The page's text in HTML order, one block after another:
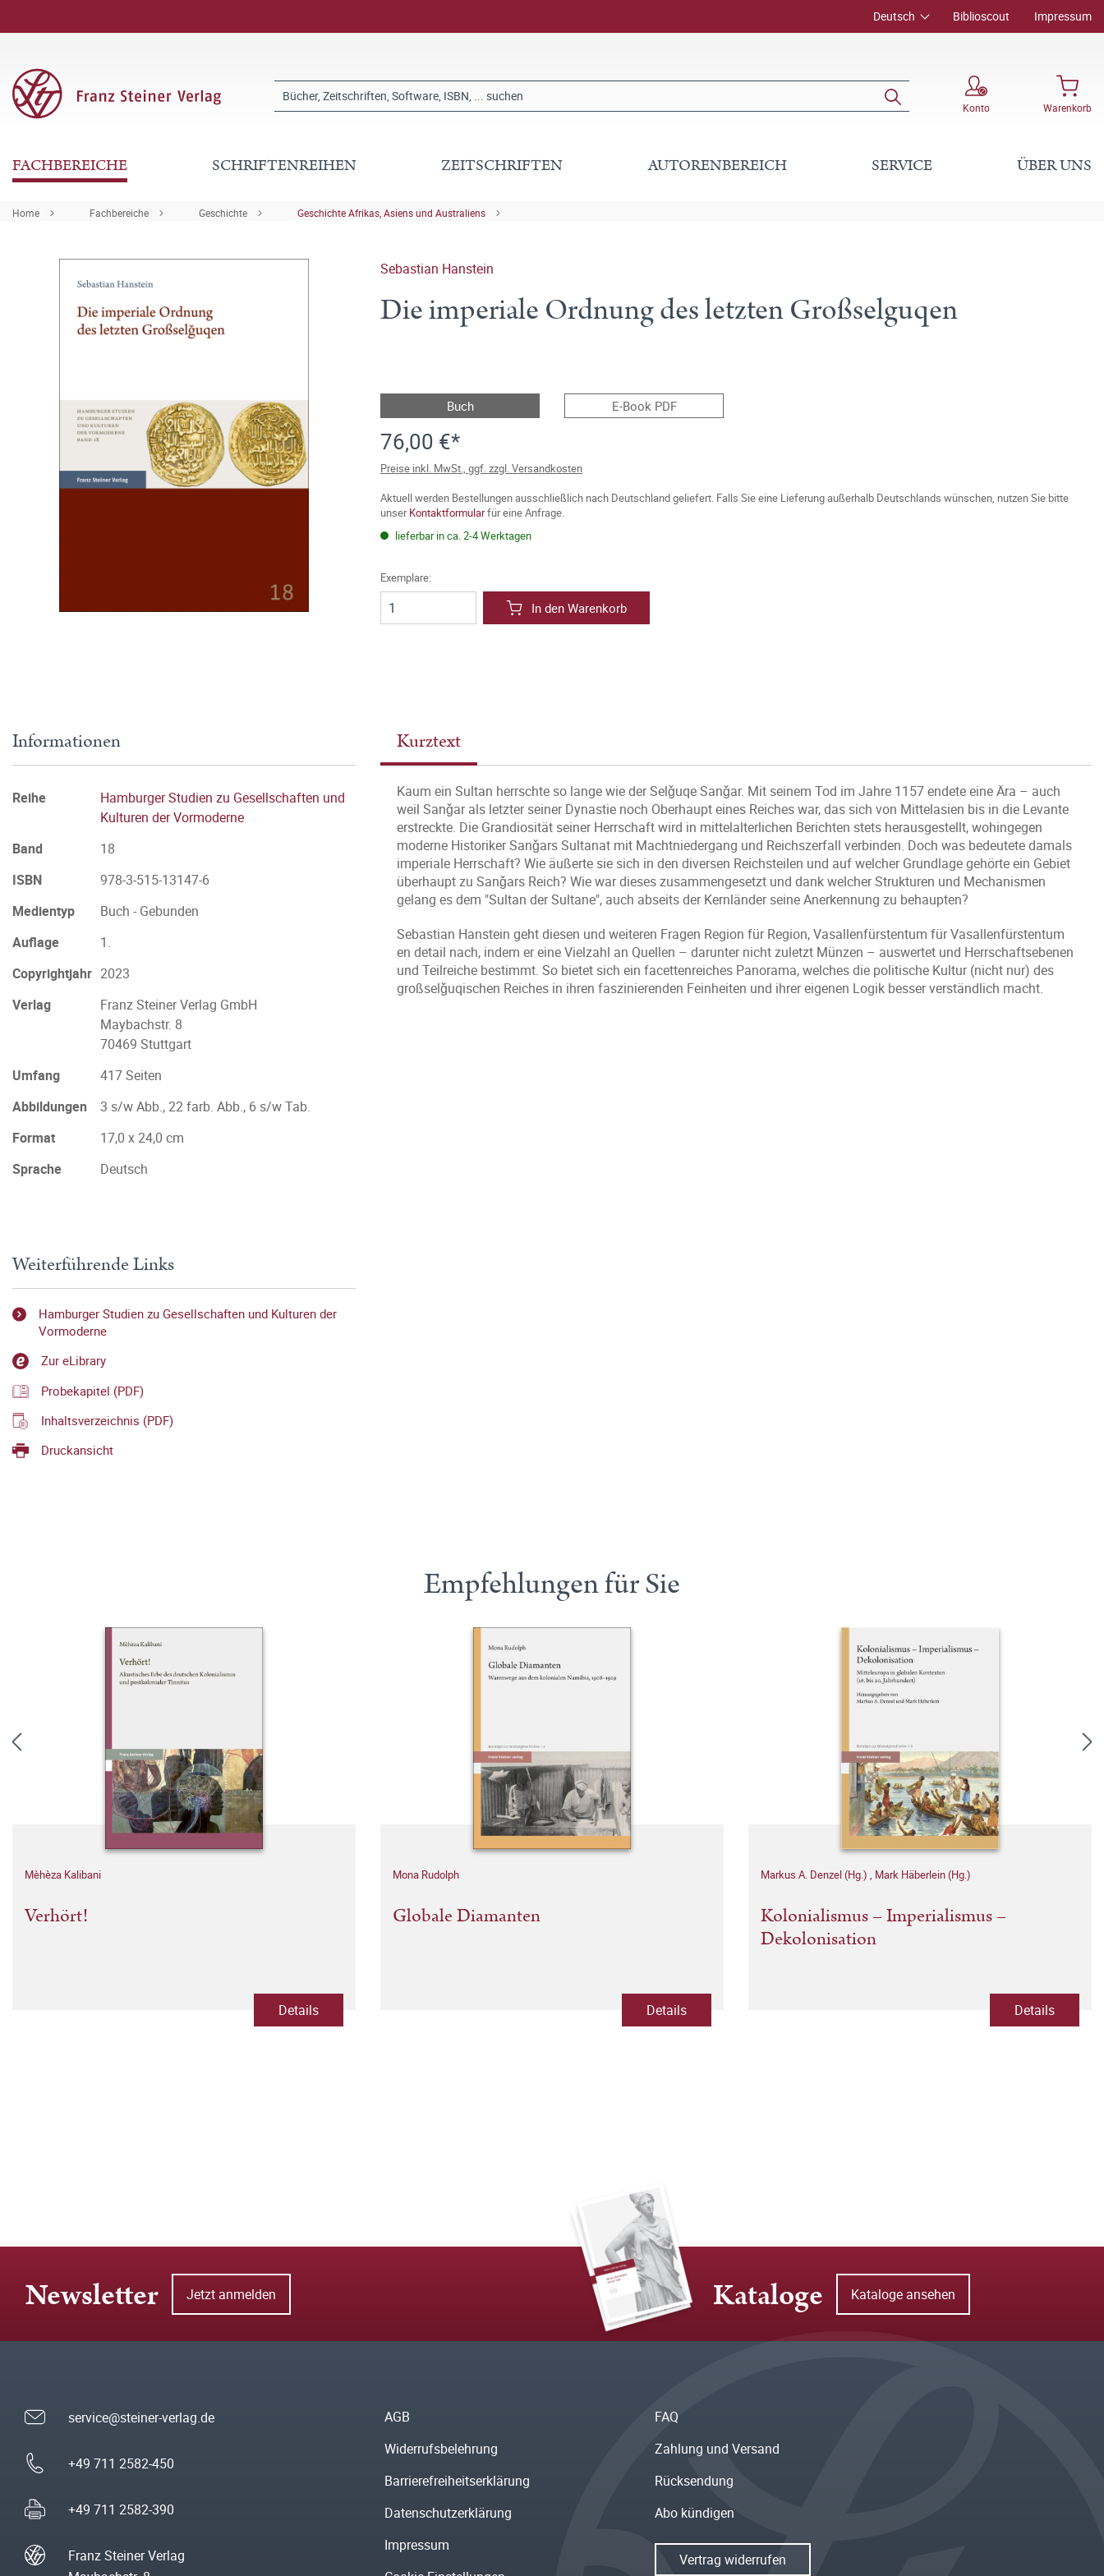
Deutsch Biblioscout Impressum
Konto Warenkorb
FACHBEREICHE SCHRIFTENREIHEN ZEITSCHRIFTEN AUTORENBEREICH SERVICE ÜBER UNS
Home Fachbereiche Geschichte Geschichte Afrikas, Asiens und Australiens
Sebastian Hanstein
Die imperiale Ordnung des letzten Großselguqen
Buch E-Book PDF
76,00 €*
Preise inkl. MwSt., ggf. zzgl. Versandkosten
Aktuell werden Bestellungen ausschließlich nach Deutschland geliefert. Falls Sie eine Lieferung außerhalb Deutschlands wünschen, nutzen Sie bitte
unserKontaktformularfür eine Anfrage.
lieferbar in ca. 2-4 Werktagen
Exemplare:
In den Warenkorb
Kurztext
Kaum ein Sultan herrschte so lange wie der Selǧuqe Sanǧar. Mit seinem Tod im Jahre 1157 endete eine Ära – auch
weil Sanǧar als letzter seiner Dynastie noch Oberhaupt eines Reiches war, das sich von Mittelasien bis in die Levante
erstreckte. Die Grandiosität seiner Herrschaft wird in mittelalterlichen Berichten stets herausgestellt, wohingegen
moderne Historiker Sanǧars Sultanat mit Machtniedergang und Reichszerfall verbinden. Doch was bedeutete damals
imperiale Herrschaft? Wie äußerte sie sich in den diversen Reichsteilen und auf welcher Grundlage gehörte ein Gebiet
überhaupt zu Sanǧars Reich? Wie war dieses zusammengesetzt und dank welcher Strukturen und Mechanismen
gelang es dem "Sultan der Sultane", auch abseits der Kernländer seine Anerkennung zu behaupten?
Sebastian Hanstein geht diesen und weiteren Fragen Region für Region, Vasallenfürstentum für Vasallenfürstentum
en detail nach, indem er eine Vielzahl an Quellen – darunter nicht zuletzt Münzen – auswertet und Herrschaftsebenen
und Teilreiche bestimmt. So bietet sich ein facettenreiches Panorama, welches die politische Kultur (nicht nur) des
großselǧuqischen Reiches in ihren faszinierenden Feinheiten und ihrer eigenen Logik besser verständlich macht.
Informationen
Reihe
Hamburger Studien zu Gesellschaften und
Kulturen der Vormoderne
Band
18
ISBN
978-3-515-13147-6
Medientyp
Buch - Gebunden
Auflage
1.
Copyrightjahr 2023
Verlag
Franz Steiner Verlag GmbH
Maybachstr. 8
70469 Stuttgart
Umfang
417 Seiten
Abbildungen
3 s/w Abb., 22 farb. Abb., 6 s/w Tab.
Format
17,0 x 24,0 cm
Sprache
Deutsch
Weiterführende Links
Hamburger Studien zu Gesellschaften und Kulturen der
Vormoderne
Zur eLibrary
Probekapitel (PDF)
Inhaltsverzeichnis (PDF)
Druckansicht
Empfehlungen für Sie
Mèhèza Kalibani
Verhört!
Details
Mona Rudolph
Globale Diamanten
Details
Markus A. Denzel (Hg.) , Mark Häberlein (Hg.)
Kolonialismus – Imperialismus –
Dekolonisation
Details
Newsletter Jetzt anmelden Kataloge Kataloge ansehen
service@steiner-verlag.de
+49 711 2582-450
+49 711 2582-390
Franz Steiner Verlag
AGB
Widerrufsbelehrung
Barrierefreiheitserklärung
Datenschutzerklärung
Impressum
FAQ
Zahlung und Versand
Rücksendung
Abo kündigen
Vertrag widerrufen